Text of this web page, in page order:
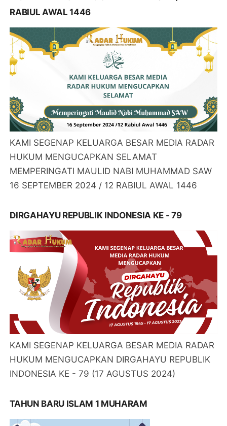
RABIUL AWAL 1446
KAMI SEGENAP KELUARGA BESAR MEDIA RADAR
HUKUM MENGUCAPKAN SELAMAT
MEMPERINGATI MAULID NABI MUHAMMAD SAW
16 SEPTEMBER 2024 / 12 RABIUL AWAL 1446
DIRGAHAYU REPUBLIK INDONESIA KE - 79
KAMI SEGENAP KELUARGA BESAR MEDIA RADAR
HUKUM MENGUCAPKAN DIRGAHAYU REPUBLIK
INDONESIA KE - 79 (17 AGUSTUS 2024)
TAHUN BARU ISLAM 1 MUHARAM